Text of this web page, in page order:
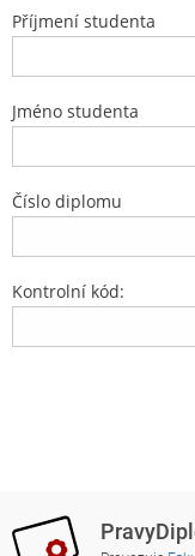
Příjmení studenta
Jméno studenta
Číslo diplomu
Kontrolní kód: